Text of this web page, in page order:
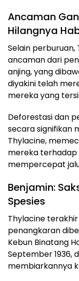
Ancaman
Hilangnya
Selain
ancaman dari
anjing, yang
diyakini telah
mereka yang
Deforestasi dan
secara signifikan
Thylacine,
mereka terhadap
mempercepat
Benjamin:
Spesies
Thylacine
penangkaran
Kebun Binatang
September 1936,
membiarkannya